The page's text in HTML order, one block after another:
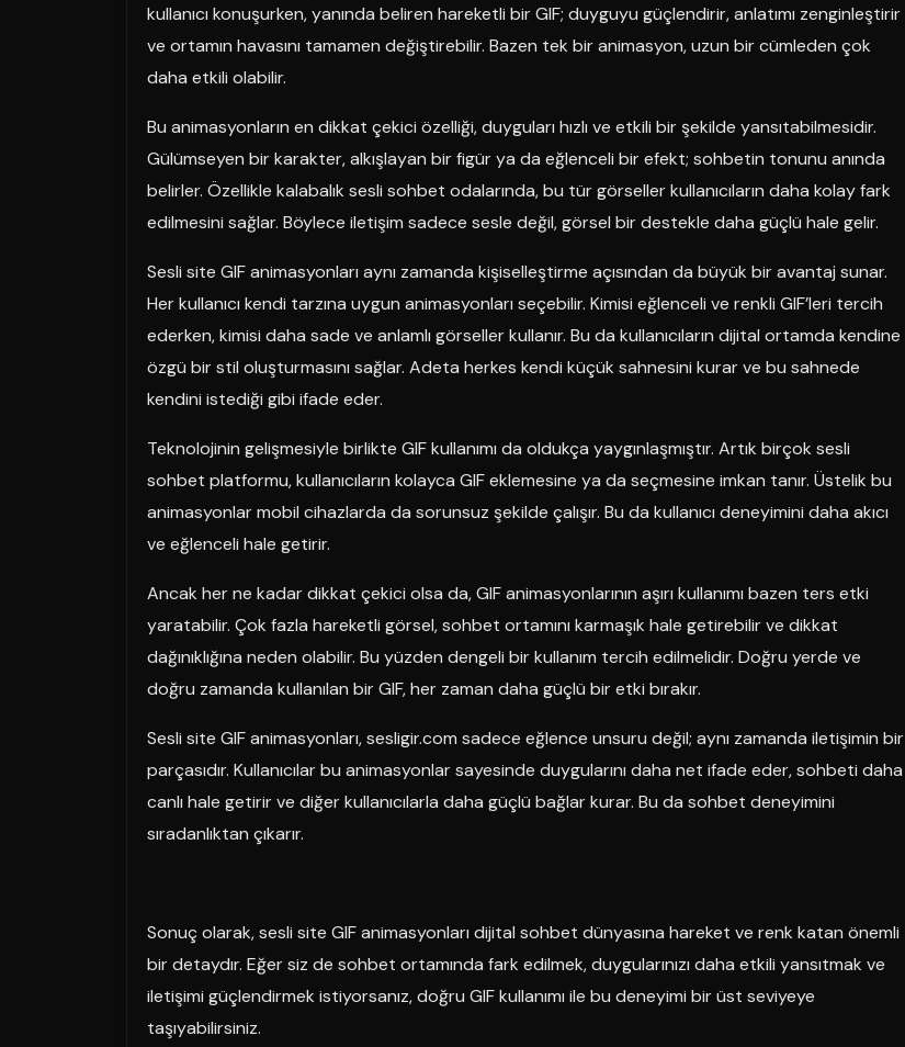
kullanıcı konuşurken, yanında beliren hareketli bir GIF; duyguyu güçlendirir, anlatımı zenginleştirir
ve ortamın havasını tamamen değiştirebilir. Bazen tek bir animasyon, uzun bir cümleden çok
daha etkili olabilir.
Bu animasyonların en dikkat çekici özelliği, duyguları hızlı ve etkili bir şekilde yansıtabilmesidir.
Gülümseyen bir karakter, alkışlayan bir figür ya da eğlenceli bir efekt; sohbetin tonunu anında
belirler. Özellikle kalabalık sesli sohbet odalarında, bu tür görseller kullanıcıların daha kolay fark
edilmesini sağlar. Böylece iletişim sadece sesle değil, görsel bir destekle daha güçlü hale gelir.
Sesli site GIF animasyonları aynı zamanda kişiselleştirme açısından da büyük bir avantaj sunar.
Her kullanıcı kendi tarzına uygun animasyonları seçebilir. Kimisi eğlenceli ve renkli GIF’leri tercih
ederken, kimisi daha sade ve anlamlı görseller kullanır. Bu da kullanıcıların dijital ortamda kendine
özgü bir stil oluşturmasını sağlar. Adeta herkes kendi küçük sahnesini kurar ve bu sahnede
kendini istediği gibi ifade eder.
Teknolojinin gelişmesiyle birlikte GIF kullanımı da oldukça yaygınlaşmıştır. Artık birçok sesli
sohbet platformu, kullanıcıların kolayca GIF eklemesine ya da seçmesine imkan tanır. Üstelik bu
animasyonlar mobil cihazlarda da sorunsuz şekilde çalışır. Bu da kullanıcı deneyimini daha akıcı
ve eğlenceli hale getirir.
Ancak her ne kadar dikkat çekici olsa da, GIF animasyonlarının aşırı kullanımı bazen ters etki
yaratabilir. Çok fazla hareketli görsel, sohbet ortamını karmaşık hale getirebilir ve dikkat
dağınıklığına neden olabilir. Bu yüzden dengeli bir kullanım tercih edilmelidir. Doğru yerde ve
doğru zamanda kullanılan bir GIF, her zaman daha güçlü bir etki bırakır.
Sesli site GIF animasyonları, sesligir.com sadece eğlence unsuru değil; aynı zamanda iletişimin bir
parçasıdır. Kullanıcılar bu animasyonlar sayesinde duygularını daha net ifade eder, sohbeti daha
canlı hale getirir ve diğer kullanıcılarla daha güçlü bağlar kurar. Bu da sohbet deneyimini
sıradanlıktan çıkarır.
Sonuç olarak, sesli site GIF animasyonları dijital sohbet dünyasına hareket ve renk katan önemli
bir detaydır. Eğer siz de sohbet ortamında fark edilmek, duygularınızı daha etkili yansıtmak ve
iletişimi güçlendirmek istiyorsanız, doğru GIF kullanımı ile bu deneyimi bir üst seviyeye
taşıyabilirsiniz.